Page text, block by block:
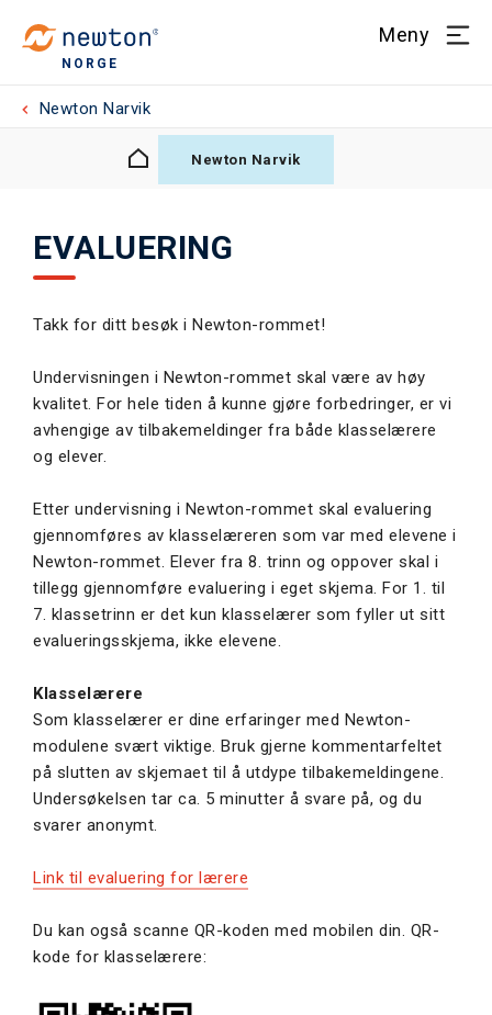
NORGE
Meny
Newton Narvik
Newton Narvik
EVALUERING
Takk for ditt besøk i Newton-rommet!
Undervisningen i Newton-rommet skal være av høy
kvalitet. For hele tiden å kunne gjøre forbedringer, er vi
avhengige av tilbakemeldinger fra både klasselærere
og elever.
Etter undervisning i Newton-rommet skal evaluering
gjennomføres av klasselæreren som var med elevene i
Newton-rommet. Elever fra 8. trinn og oppover skal i
tillegg gjennomføre evaluering i eget skjema. For 1. til
7. klassetrinn er det kun klasselærer som fyller ut sitt
evalueringsskjema, ikke elevene.
Klasselærere
Som klasselærer er dine erfaringer med Newton-
modulene svært viktige. Bruk gjerne kommentarfeltet
på slutten av skjemaet til å utdype tilbakemeldingene.
Undersøkelsen tar ca. 5 minutter å svare på, og du
svarer anonymt.
Link til evaluering for lærere
Du kan også scanne QR-koden med mobilen din. QR-
kode for klasselærere: